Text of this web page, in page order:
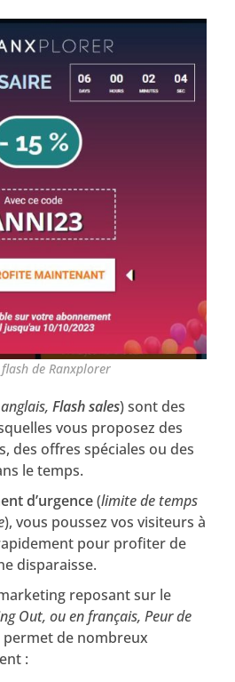
flash de Ranxplorer
Flash sales) sont des
vous proposez des
des offres spéciales ou des
le temps.
d’urgence(limite de temps
), vous poussez vos visiteurs à
pour profiter de
disparaisse.
reposant sur le
Out, ou en français, Peur de
permet de nombreux
: